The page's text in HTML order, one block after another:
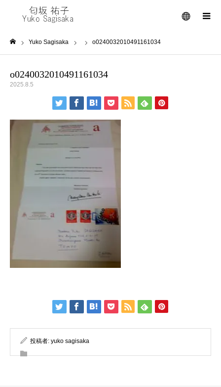
メニュー
Yuko Sagisaka o0240032010491161034
o0240032010491161034
2025.8.5
投稿者: yuko sagisaka